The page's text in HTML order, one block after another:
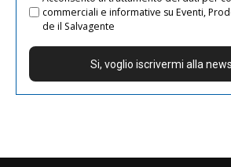
commerciali e informative su Eventi,
de il Salvagente